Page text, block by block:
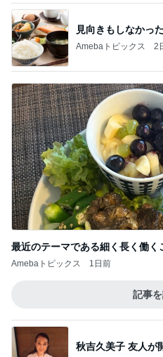
見向きもしなかっ
Amebaトピックス 2
最近のテーマである細く長く働く
Amebaトピックス 1日前
記事
秋吉久美子 友人が